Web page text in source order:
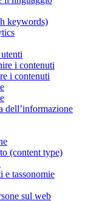
keywords)
i contenuti
i contenuti
dell’informazione
(content type)
e tassonomie
sul web